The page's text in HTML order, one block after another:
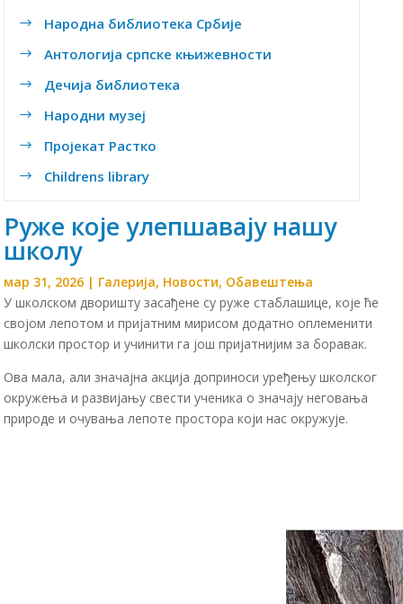
$ Народна библиотека Србије
$ Антологија српске књижевности
$ Дечија библиотека
$ Народни музеј
$ Пројекат Растко
$ Childrens library
Руже које улепшавају нашу
школу
мар 31, 2026 | Галерија, Новости, Обавештења
У школском дворишту засађене су руже стаблашице, које ће
својом лепотом и пријатним мирисом додатно оплеменити
школски простор и учинити га још пријатнијим за боравак.
Ова мала, али значајна акција доприноси уређењу школског
окружења и развијању свести ученика о значају неговања
природе и очувања лепоте простора који нас окружује.